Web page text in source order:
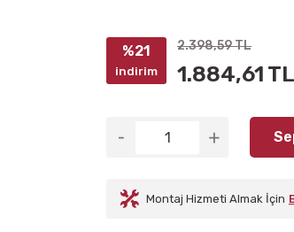
%21
indirim
2.398,59 TL
1.884,61 TL
Montaj Hizmeti Almak İçin